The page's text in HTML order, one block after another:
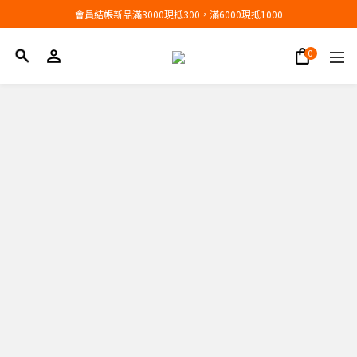
會員結帳新品滿3000現抵300，滿6000現抵1000
會員結帳新品滿3000現抵300，滿6000現抵1000